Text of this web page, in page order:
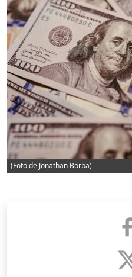
(Foto de Jonathan Borba)